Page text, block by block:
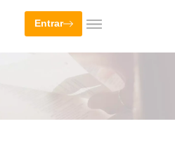
Entrar